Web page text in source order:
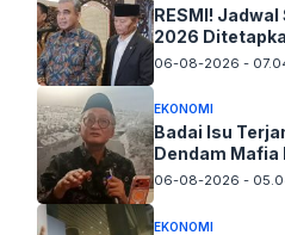
RESMI!
2026
06-08-2026 -
EKONOMI
Badai Isu
Dendam Mafia
06-08-2026 -
EKONOMI